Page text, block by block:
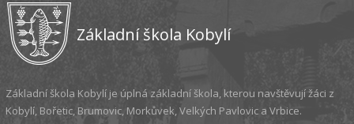
Základní škola Kobylí
Základní škola Kobylí je úplná základní škola, kterou navštěvují žáci z
Kobylí, Bořetic, Brumovic, Morkůvek, Velkých Pavlovic a Vrbice.